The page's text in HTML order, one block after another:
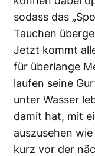
sodass das
Tauchen
Jetzt kommt
für überlange
laufen seine
unter Wasser
damit hat, mit
auszusehen
kurz vor der